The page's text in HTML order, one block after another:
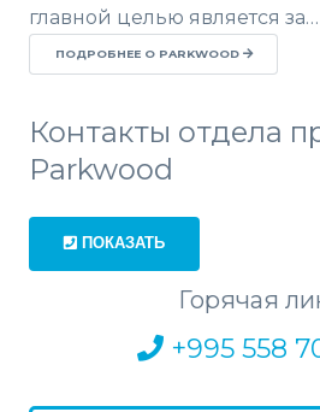
главной целью является за…
ПОДРОБНЕЕ О PARKWOOD
Контакты отдела
Parkwood
ПОКАЗАТЬ
Горячая
+995 558